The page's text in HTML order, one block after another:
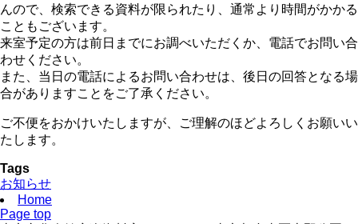
んので、検索できる資料が限られたり、通常より時間がかかる
こともございます。
来室予定の方は前日までにお調べいただくか、電話でお問い合
わせください。
また、当日の電話によるお問い合わせは、後日の回答となる場
合がありますことをご了承ください。
ご不便をおかけいたしますが、ご理解のほどよろしくお願いい
たします。
Tags
お知らせ
Home
Page top